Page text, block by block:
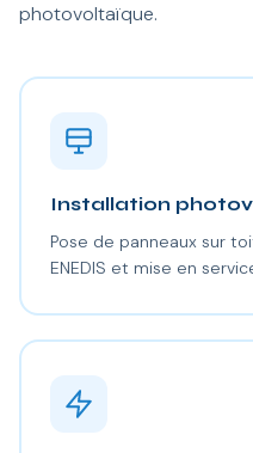
photovoltaïque.
Installation
Pose de panneaux sur
ENEDIS et mise en